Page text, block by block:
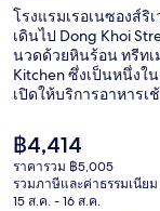
ส์
เวอร์
ไซด์
ไซ่ง่อน
โรงแรมเรอเนซองส์ริ
เดินไป Dong Khoi
นวดด้วยหินร้อน ทรีทเ
Kitchen ซึ่งเป็นหนึ่งใ
เปิดให้บริการอาหารเ
บาร์ริมสระว่ายน้ำ นัก
ขนส่งสาธารณะ: เดิน
สถานีบาเซิน
ราคา
ปัจจุบัน
฿4,414
฿4,414
ราคารวม ฿5,005
รวมภาษีและค่าธรรมเนียม
15 ส.ค. - 16 ส.ค.